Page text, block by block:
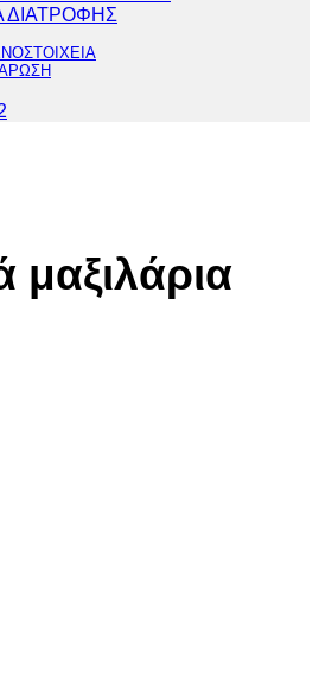
μαξιλάρια